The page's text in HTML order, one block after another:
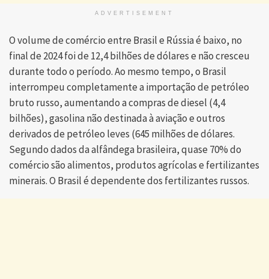
ADVERTISEMENT
O volume de comércio entre Brasil e Rússia é baixo, no
final de 2024 foi de 12,4 bilhões de dólares e não cresceu
durante todo o período. Ao mesmo tempo, o Brasil
interrompeu completamente a importação de petróleo
bruto russo, aumentando a compras de diesel (4,4
bilhões), gasolina não destinada à aviação e outros
derivados de petróleo leves (645 milhões de dólares.
Segundo dados da alfândega brasileira, quase 70% do
comércio são alimentos, produtos agrícolas e fertilizantes
minerais. O Brasil é dependente dos fertilizantes russos.